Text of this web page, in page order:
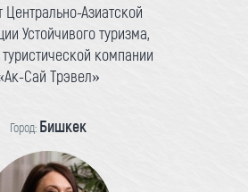
Центрально-Азиатской
Устойчивого туризма,
компании
Сай Трэвел»
Город: Бишкек